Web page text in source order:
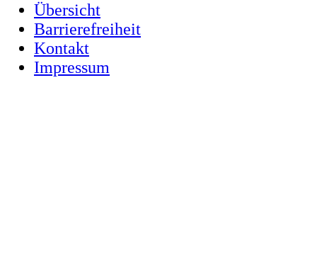
Übersicht
Barrierefreiheit
Kontakt
Impressum